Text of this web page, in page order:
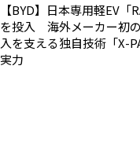
【BYD】日本専用軽EV「
を投入 海外メーカー初
入を支える独自技術「X-
実力